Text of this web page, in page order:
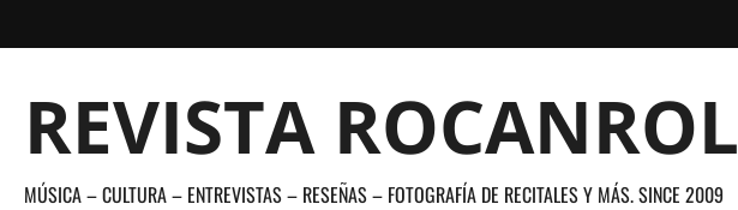
al
REVISTA ROCANROL
MÚSICA – CULTURA – ENTREVISTAS – RESEÑAS – FOTOGRAFÍA DE RECITALES Y MÁS. SINCE 2009